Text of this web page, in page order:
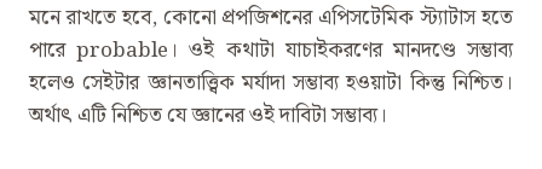
মনে রাখতে হবে, কোনো প্রপজিশনের এপিসটেমিক স্ট্যাটাস হতে
পারে probable। ওই কথাটা যাচাইকরণের মানদণ্ডে সম্ভাব্য
হলেও সেইটার জ্ঞানতাত্ত্বিক মর্যাদা সম্ভাব্য হওয়াটা কিন্তু নিশ্চিত।
অর্থাৎ এটি নিশ্চিত যে জ্ঞানের ওই দাবিটা সম্ভাব্য।